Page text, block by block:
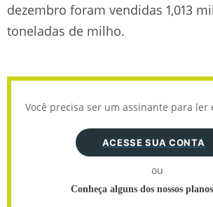
dezembro foram vendidas 1,013
toneladas de milho.
Você precisa ser um assinante para ler
ACESSE SUA CONTA
ou
Conheça alguns dos nossos